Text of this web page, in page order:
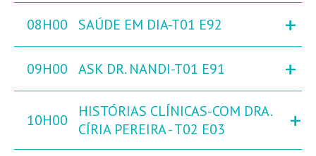
08H00 SAÚDE EM DIA-T01 E92 +
09H00 ASK DR. NANDI-T01 E91 +
10H00
HISTÓRIAS CLÍNICAS-COM DRA.
CÍRIA PEREIRA - T02 E03
+